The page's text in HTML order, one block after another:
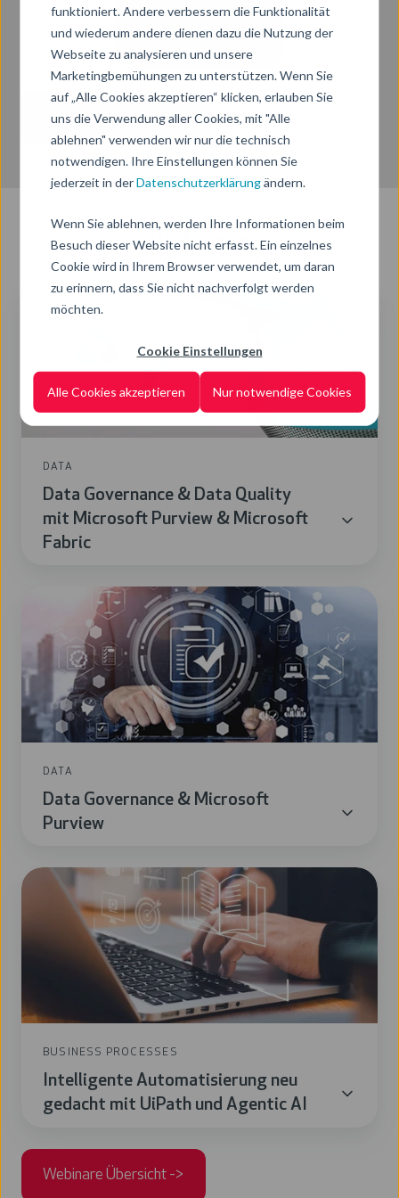
funktioniert. Andere verbessern die Funktionalität
und wiederum andere dienen dazu die Nutzung der
Webseite zu analysieren und unsere
Marketingbemühungen zu unterstützen. Wenn Sie
auf „Alle Cookies akzeptieren“ klicken, erlauben Sie
uns die Verwendung aller Cookies, mit "Alle
ablehnen" verwenden wir nur die technisch
notwendigen. Ihre Einstellungen können Sie
jederzeit in derDatenschutzerklärungändern.
Wenn Sie ablehnen, werden Ihre Informationen beim
Besuch dieser Website nicht erfasst. Ein einzelnes
Cookie wird in Ihrem Browser verwendet, um daran
zu erinnern, dass Sie nicht nachverfolgt werden
möchten.
Cookie Einstellungen
Alle Cookies akzeptieren Nur notwendige Cookies
mit Microsoft, für
effektive
Datenanalyse.
Workshop Übersicht ->
Webinare
Data
Governance
Data
Quality
mit
Microsoft
Purview
Microsoft
Fabric
DATA
Data Governance & Data Quality
mit Microsoft Purview & Microsoft
Fabric
Governance
Microsoft
Purview
DATA
Data Governance & Microsoft
Purview
Intelligente
Automatisierung
UiPath
Agentic
BUSINESS PROCESSES
Intelligente Automatisierung neu
gedacht mit UiPath und Agentic AI
Webinare Übersicht ->